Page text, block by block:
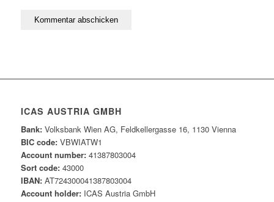
ICAS AUSTRIA GMBH
Bank:Volksbank Wien AG, Feldkellergasse 16, 1130 Vienna
BIC code:VBWIATW1
Account number:41387803004
Sort code:43000
IBAN:AT724300041387803004
Account holder:ICAS Austria GmbH